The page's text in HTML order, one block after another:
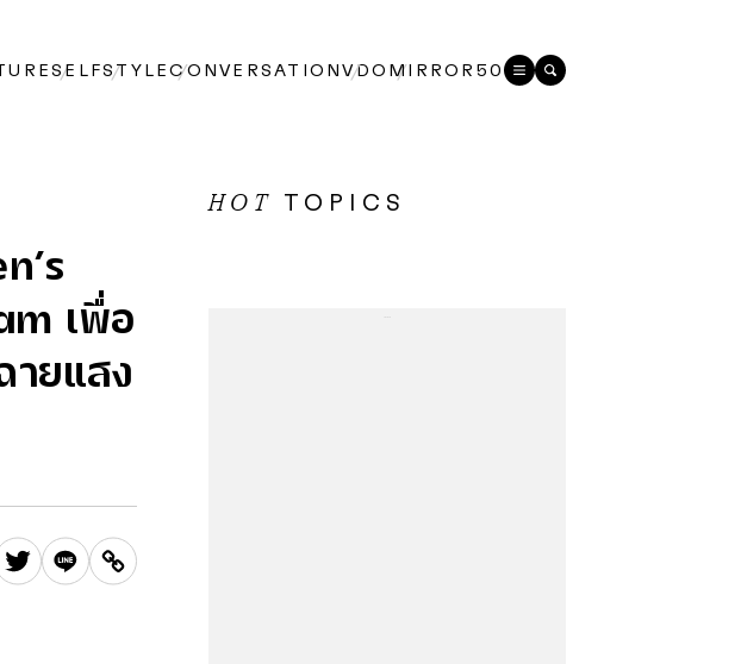
SELFSTYLE VDO
CONVERSATION MIRROR50
เพื่อ
ายแสง
HOT TOPICS